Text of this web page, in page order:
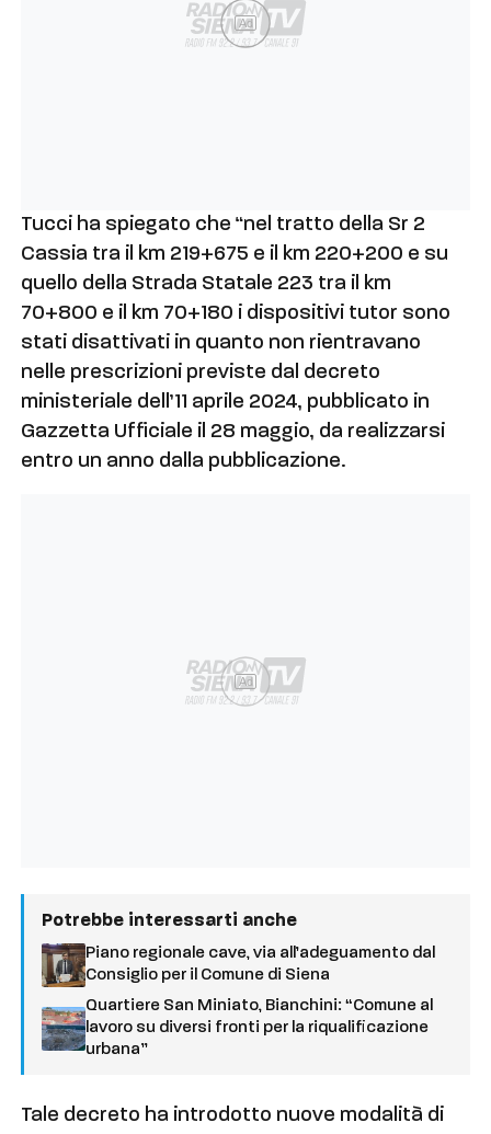
Ad
Tucci ha spiegato che “nel tratto della Sr 2
Cassia tra il km 219+675 e il km 220+200 e su
quello della Strada Statale 223 tra il km
70+800 e il km 70+180 i dispositivi tutor sono
stati disattivati in quanto non rientravano
nelle prescrizioni previste dal decreto
ministeriale dell’11 aprile 2024, pubblicato in
Gazzetta Ufficiale il 28 maggio, da realizzarsi
entro un anno dalla pubblicazione.
Ad
Potrebbe interessarti anche
Piano regionale cave, via all’adeguamento dal
Consiglio per il Comune di Siena
Quartiere San Miniato, Bianchini: “Comune al
lavoro su diversi fronti per la riqualificazione
urbana”
Tale decreto ha introdotto nuove modalità di